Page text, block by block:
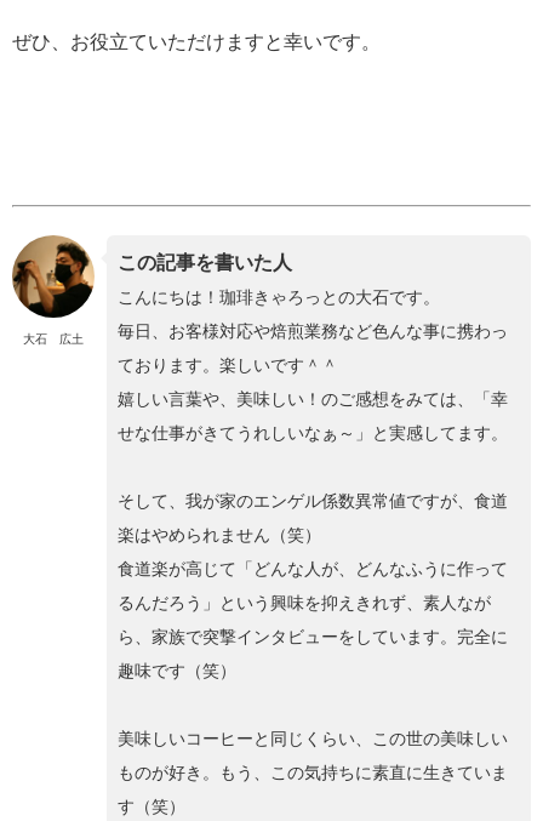
ぜひ、お役立ていただけますと幸いです。
大石 広土
この記事を書いた人
こんにちは！珈琲きゃろっとの大石です。
毎日、お客様対応や焙煎業務など色んな事に携わっ
ております。楽しいです＾＾
嬉しい言葉や、美味しい！のご感想をみては、「幸
せな仕事がきてうれしいなぁ～」と実感してます。
そして、我が家のエンゲル係数異常値ですが、食道
楽はやめられません（笑）
食道楽が高じて「どんな人が、どんなふうに作って
るんだろう」という興味を抑えきれず、素人なが
ら、家族で突撃インタビューをしています。完全に
趣味です（笑）
美味しいコーヒーと同じくらい、この世の美味しい
ものが好き。もう、この気持ちに素直に生きていま
す（笑）